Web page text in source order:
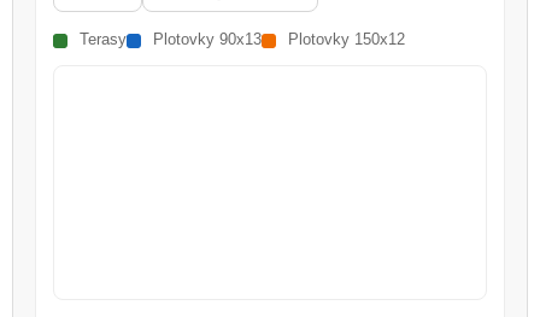
Terasy Plotovky 90x13 Plotovky 150x12